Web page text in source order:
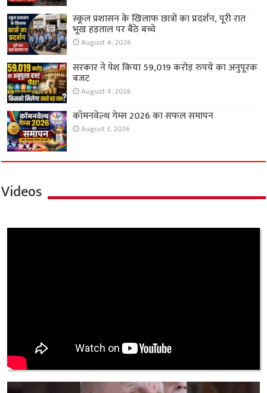
स्कूल प्रशासन के खिलाफ छात्रों का प्रदर्शन, पूरी रात
भूख हड़ताल पर बैठे बच्चे
August 4, 2026
सरकार ने पेश किया 59,019 करोड़ रुपये का अनुपूरक
बजट
August 4, 2026
कॉमनवेल्थ गेम्स 2026 का सफल समापन
August 3, 2026
Videos